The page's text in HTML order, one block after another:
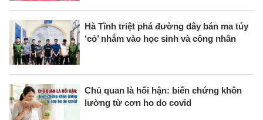
Hà Tĩnh triệt phá đường dây bán ma túy
‘cỏ’ nhắm vào học sinh và công nhân
Chủ quan là hối hận: biến chứng khôn
lường từ cơn ho do covid